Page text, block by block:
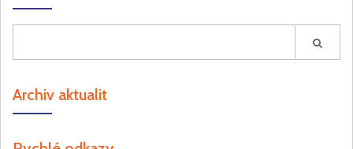
Archiv aktualit